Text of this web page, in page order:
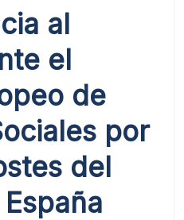
al
el
de
por
del